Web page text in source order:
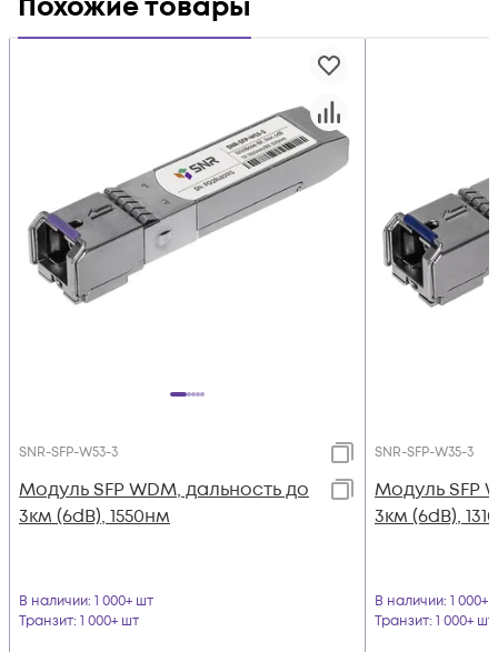
Похожие товары
SNR-SFP-W53-3
Модуль SFP WDM, дальность до
3км (6dB), 1550нм
В наличии: 1 000+ шт
Транзит: 1 000+ шт
SNR-SFP-W35-3
Модуль SFP
3км (6dB),
В наличии: 1 000+
Транзит: 1 000+ шт